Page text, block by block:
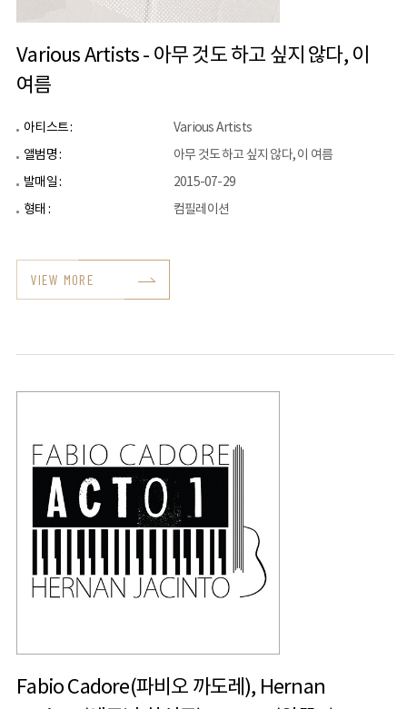
Various Artists - 아무 것도 하고 싶지 않다, 이
여름
아티스트 :
Various Artists
앨범명 :
아무 것도 하고 싶지 않다, 이 여름
발매일 :
2015-07-29
형태 :
컴필레이션
VIEW MORE
Fabio Cadore(파비오 까도레), Hernan